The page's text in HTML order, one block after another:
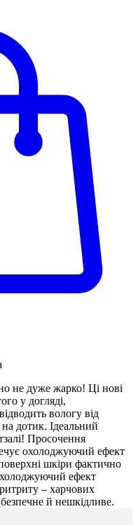
не дуже жарко! Ці нові
у догляді,
вологу від
дотик. Ідеальний
Просочення
охолоджуючий ефект
шкіри фактично
ефект
– харчових
й нешкідливе.